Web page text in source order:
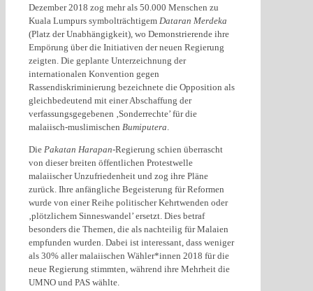
Dezember 2018 zog mehr als 50.000 Menschen zu
Kuala Lumpurs symbolträchtigem Dataran Merdeka
(Platz der Unabhängigkeit), wo Demonstrierende ihre
Empörung über die Initiativen der neuen Regierung
zeigten. Die geplante Unterzeichnung der
internationalen Konvention gegen
Rassendiskriminierung bezeichnete die Opposition als
gleichbedeutend mit einer Abschaffung der
verfassungsgegebenen ‚Sonderrechte’ für die
malaiisch-muslimischen Bumiputera
Die Pakatan Harapan-Regierung schien überrascht
von dieser breiten öffentlichen Protestwelle
malaiischer Unzufriedenheit und zog ihre Pläne
zurück. Ihre anfängliche Begeisterung für Reformen
wurde von einer Reihe politischer Kehrtwenden oder
‚plötzlichem Sinneswandel’ ersetzt. Dies betraf
besonders die Themen, die als nachteilig für Malaien
empfunden wurden. Dabei ist interessant, dass weniger
als 30% aller malaiischen Wähler*innen 2018 für die
neue Regierung stimmten, während ihre Mehrheit die
UMNO und PAS wählte.